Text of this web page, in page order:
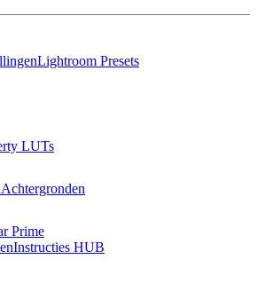
Lightroom Presets
LUTs
Achtergronden
Prime
Instructies HUB